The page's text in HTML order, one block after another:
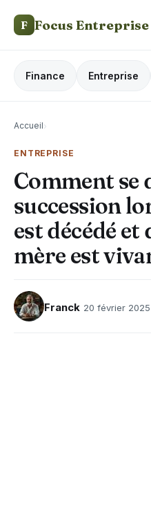
F Focus Entreprise
Finance Entreprise
Accueil›
ENTREPRISE
Comment se
succession
est décédé et
mère est
Franck 20 février 2025